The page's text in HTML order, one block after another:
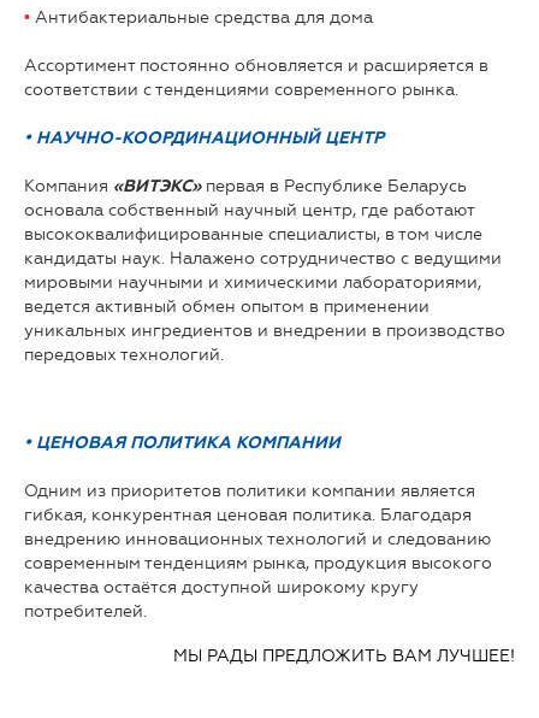
• Антибактериальные средства для дома
Ассортимент постоянно обновляется и расширяется в
соответствии с тенденциями современного рынка.
• НАУЧНО-КООРДИНАЦИОННЫЙ ЦЕНТР
Компания «ВИТЭКС»первая в Республике Беларусь
основала собственный научный центр, где работают
высококвалифицированные специалисты, в том числе
кандидаты наук. Налажено сотрудничество с ведущими
мировыми научными и химическими лабораториями,
ведется активный обмен опытом в применении
уникальных ингредиентов и внедрении в производство
передовых технологий.
• ЦЕНОВАЯ ПОЛИТИКА КОМПАНИИ
Одним из приоритетов политики компании является
гибкая, конкурентная ценовая политика. Благодаря
внедрению инновационных технологий и следованию
современным тенденциям рынка, продукция высокого
качества остаётся доступной широкому кругу
потребителей.
МЫ РАДЫ ПРЕДЛОЖИТЬ ВАМ ЛУЧШЕЕ!